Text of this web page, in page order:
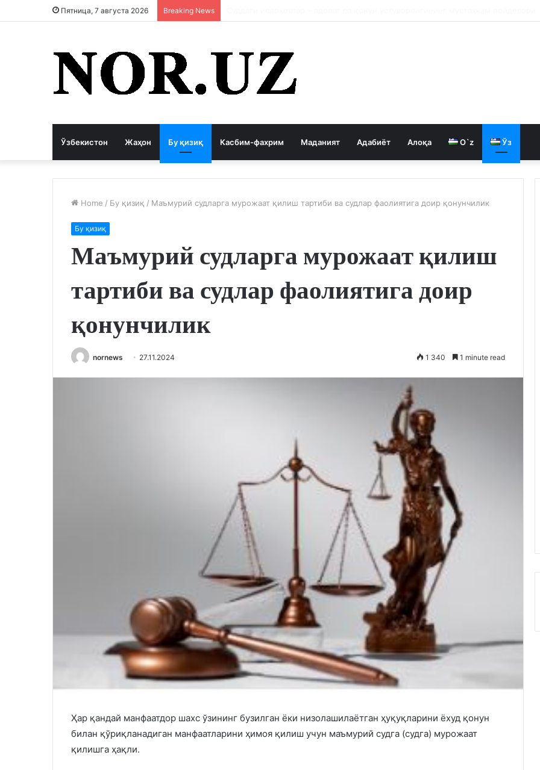
Пятница, 7 августа 2026 Breaking News
Ўзбекистон Жаҳон Бу қизиқ Касбим-фахрим Маданият Адабиёт Алоқа O`z Ўз
Home / Бу қизиқ / Маъмурий судларга мурожаат қилиш тартиби ва судлар фаолиятига доир қонунчилик
Бу қизиқ
Маъмурий судларга мурожаат қилиш
тартиби ва судлар фаолиятига доир
қонунчилик
nornews 27.11.2024 1 340 1 minute read
Ҳар қандай манфаатдор шахс ўзининг бузилган ёки низолашилаётган ҳуқуқларини ёхуд қонун
билан қўриқланадиган манфаатларини ҳимоя қилиш учун маъмурий судга (судга) мурожаат
қилишга ҳақли.